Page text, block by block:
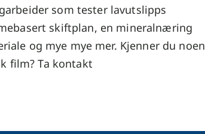
som tester lavutslipps
skiftplan, en mineralnæring
og mye mye mer. Kjenner du noen
film? Ta kontakt